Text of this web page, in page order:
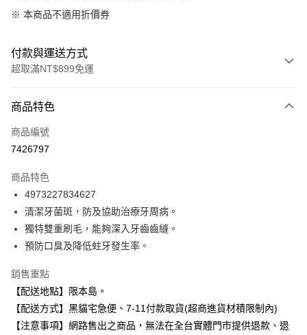
※ 本商品不適用折價券
付款與運送方式
超取滿NT$899免運
信用卡一次付款
超商取貨付款
Apple Pay
街口支付
悠遊付
Google Pay
全盈+PAY
商品特色
商品編號
7426797
商品特色
4973227834627
清潔牙菌斑，防及協助治療牙周病。
獨特雙重刷毛，能夠深入牙齒齒縫。
預防口臭及降低蛀牙發生率。
銷售重點
【配送地點】限本島。
【配送方式】黑貓宅急便、7-11付款取貨(超商進貨材積限制內)
【注意事項】網路售出之商品，無法在全台實體門市提供退款、退